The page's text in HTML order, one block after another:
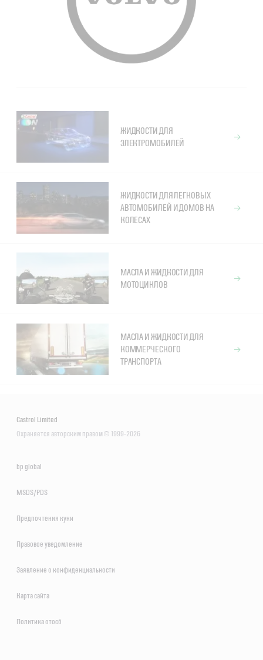
ЖИДКОСТИ ДЛЯ
ЭЛЕКТРОМОБИЛЕЙ
ЖИДКОСТИ ДЛЯ ЛЕГКОВЫХ
АВТОМОБИЛЕЙ И ДОМОВ НА
КОЛЕСАХ
МАСЛА И ЖИДКОСТИ ДЛЯ
МОТОЦИКЛОВ
МАСЛА И ЖИДКОСТИ ДЛЯ
КОММЕРЧЕСКОГО
ТРАНСПОРТА
Castrol Limited
Охраняется авторским правом © 1999-2026
bp global
MSDS/PDS
Предпочтения куки
Правовое уведомление
Заявление о конфиденциальности
Карта сайта
Политика отосб